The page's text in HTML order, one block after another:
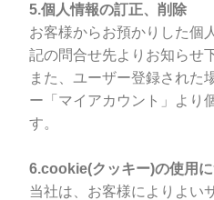
5.個人情報の訂正、削除
お客様からお預かりした個
記の問合せ先よりお知らせ
また、ユーザー登録された
ー「マイアカウント」より
す。
6.cookie(クッキー)の使用
当社は、お客様によりよい